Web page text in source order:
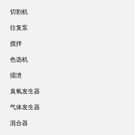
切割机
往复泵
搅拌
色选机
擂溃
臭氧发生器
气体发生器
混合器